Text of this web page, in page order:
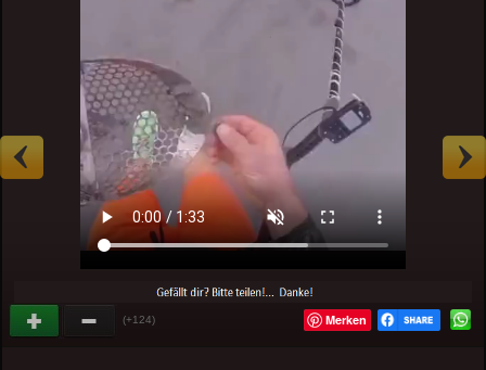
(+124) Merken